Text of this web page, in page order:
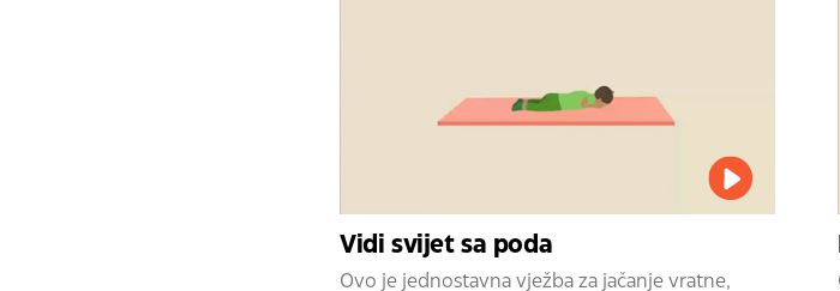
Vidi svijet sa poda
Ovo je jednostavna vježba za jačanje vratne,